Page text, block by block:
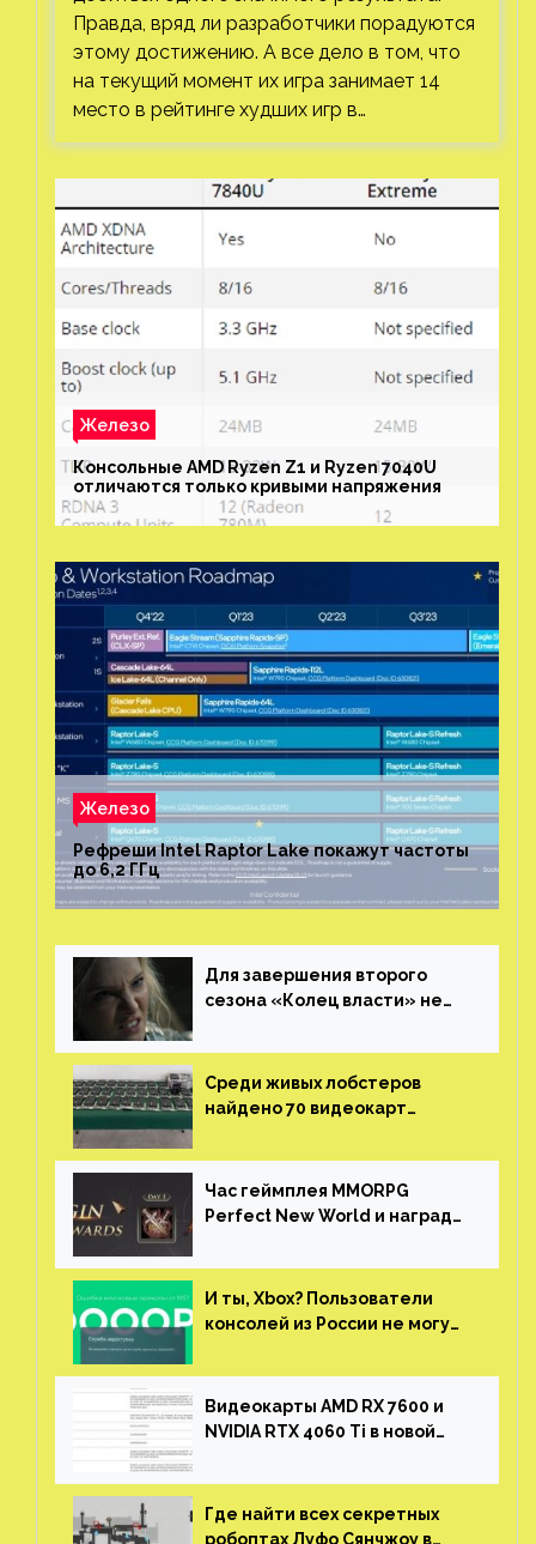
Правда, вряд ли разработчики порадуются
этому достижению. А все дело в том, что
на текущий момент их игра занимает 14
место в рейтинге худших игр в…
Железо
Консольные AMD Ryzen Z1 и Ryzen 7040U
отличаются только кривыми напряжения
Железо
Рефреши Intel Raptor Lake покажут частоты
до 6,2 ГГц
Для завершения второго
сезона «Колец власти» не
Среди живых лобстеров
найдено 70 видеокарт
китайской таможни
Час геймплея MMORPG
Perfect New World и награды
И ты, Xbox? Пользователи
консолей из России не могут
Видеокарты AMD RX 7600 и
NVIDIA RTX 4060 Ti в новой
Где найти всех секретных
робоптах Луфо Сянчжоу в